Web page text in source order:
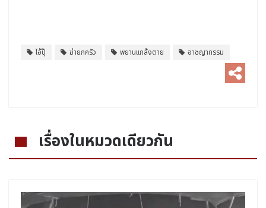
ไอ้ปุ๊ ฆ่ายกครัว พยานแกล้งตาย อาชญากรรม
เรื่องในหมวดเดียวกัน